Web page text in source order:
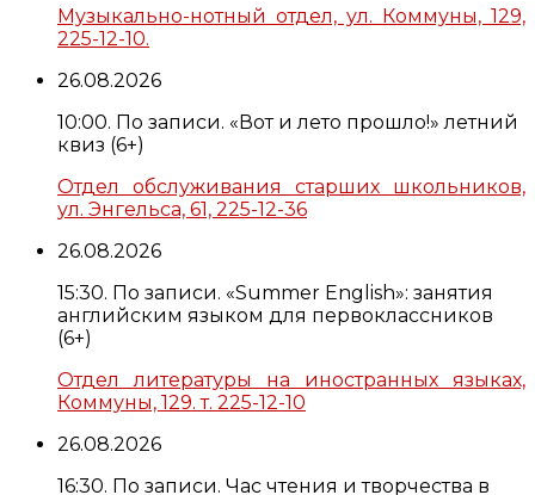
Музыкально-нотный отдел, ул. Коммуны, 129,
225-12-10.
26.08.2026
10:00. По записи. «Вот и лето прошло!» летний
квиз (6+)
Отдел обслуживания старших школьников,
ул. Энгельса, 61, 225-12-36
26.08.2026
15:30. По записи. «Summer English»: занятия
английским языком для первоклассников
(6+)
Отдел литературы на иностранных языках,
Коммуны, 129. т. 225-12-10
26.08.2026
16:30. По записи. Час чтения и творчества в